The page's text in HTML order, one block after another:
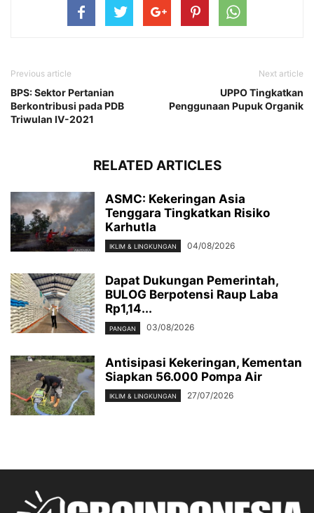
Previous article
BPS: Sektor Pertanian
Berkontribusi pada PDB
Triwulan IV-2021
Next article
UPPO Tingkatkan
Penggunaan Pupuk Organik
RELATED ARTICLES
ASMC: Kekeringan Asia
Tenggara Tingkatkan Risiko
Karhutla
IKLIM & LINGKUNGAN 04/08/2026
Dapat Dukungan Pemerintah,
BULOG Berpotensi Raup Laba
Rp1,14...
PANGAN 03/08/2026
Antisipasi Kekeringan, Kementan
Siapkan 56.000 Pompa Air
IKLIM & LINGKUNGAN 27/07/2026